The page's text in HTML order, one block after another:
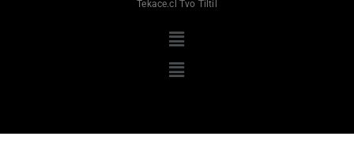
Tekace.cl Tvo Tiltil